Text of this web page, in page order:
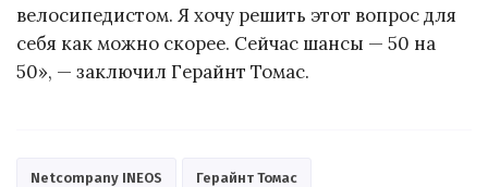
велосипедистом. Я хочу решить этот вопрос для
себя как можно скорее. Сейчас шансы — 50 на
50», — заключил Герайнт Томас.
Netcompany INEOS Герайнт Томас